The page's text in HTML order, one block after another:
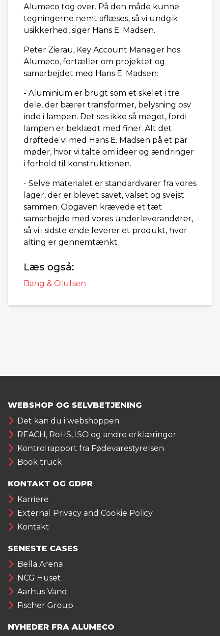
Alumeco tog over. På den måde kunne
tegningerne nemt aflæses, så vi undgik
usikkerhed, siger Hans E. Madsen.
Peter Zierau, Key Account Manager hos
Alumeco, fortæller om projektet og
samarbejdet med Hans E. Madsen:
- Aluminium er brugt som et skelet i tre
dele, der bærer transformer, belysning osv
inde i lampen. Det ses ikke så meget, fordi
lampen er beklædt med finer. Alt det
drøftede vi med Hans E. Madsen på et par
møder, hvor vi talte om ideer og ændringer
i forhold til konstruktionen.
- Selve materialet er standardvarer fra vores
lager, der er blevet savet, valset og svejst
sammen. Opgaven krævede et tæt
samarbejde med vores underleverandører,
så vi i sidste ende leverer et produkt, hvor
alting er gennemtænkt.
Læs også:
Bang & Olufsen
WEBSHOP OG SELVBETJENING
Det kan du i webshoppen
REACH, RoHS, ISO og andre erklæringer
Kontrolrapport fra Fødevarestyrelsen
Book truck
KONTAKT OG GDPR
Karriere
External Privacy and Cookie Policy
Kontakt
SENESTE CASES
Bella Arena
NCG Huset
Aarhus Vand
Fischer Group
NYHEDER FRA ALUMECO